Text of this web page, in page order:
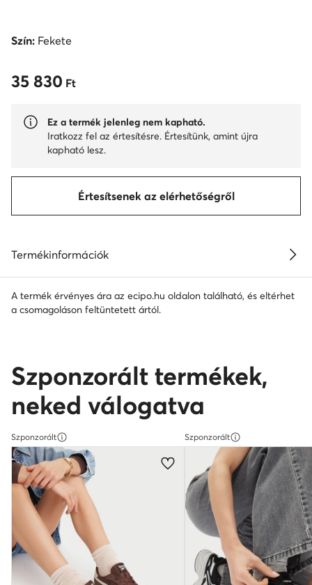
Szín: Fekete
35 830 Ft
35 830 Ft
Ez a termék jelenleg nem kapható.
Iratkozz fel az értesítésre. Értesítünk, amint újra
kapható lesz.
Értesítsenek az elérhetőségről
Termékinformációk
A termék érvényes ára az ecipo.hu oldalon található, és eltérhet
a csomagoláson feltüntetett ártól.
Szponzorált termékek,
neked válogatva
Szponzorált Szponzorált